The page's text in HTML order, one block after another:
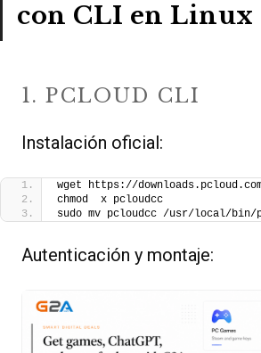
con CLI en Linux
1. PCLOUD CLI
Instalación oficial:
wget https://
chmod  x pcloudcc
sudo mv pcloudcc /usr/local/bin/
Autenticación y montaje: